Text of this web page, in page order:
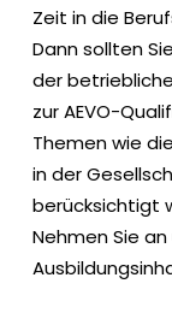
Zeit in die
Dann sollten
der
zur AEVO-
Themen wie
in der
berücksichtigt
Nehmen Sie